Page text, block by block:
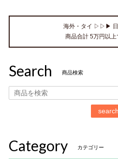
海外・タイ ▷▷▶ 日
商品合計 5万円以上
Search 商品検索
search
Category カテゴリー